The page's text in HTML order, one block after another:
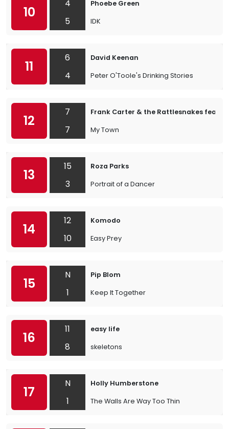
10
4
5
Phoebe Green
IDK
11
6
4
David Keenan
Peter O'Toole's Drinking Stories
12
7
7
Frank Carter & the Rattlesnakes feat.
My Town
13
15
3
Roza Parks
Portrait of a Dancer
14
12
10
Komodo
Easy Prey
15
N
1
Pip Blom
Keep It Together
16
11
8
easy life
skeletons
17
N
1
Holly Humberstone
The Walls Are Way Too Thin